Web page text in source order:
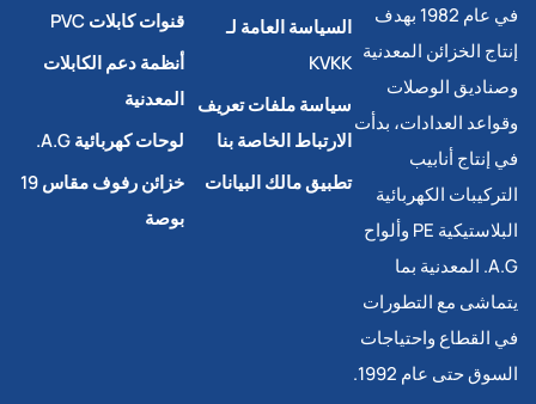
في عام 1982 بهدف
إنتاج الخزائن المعدنية
وصناديق الوصلات
وقواعد العدادات، بدأت
في إنتاج أنابيب
التركيبات الكهربائية
البلاستيكية PE وألواح
A.G. المعدنية بما
يتماشى مع التطورات
في القطاع واحتياجات
السوق حتى عام 1992.
السياسة العامة لـ
KVKK
سياسة ملفات تعريف
الارتباط الخاصة بنا
تطبيق مالك البيانات
قنوات كابلات PVC
أنظمة دعم الكابلات
المعدنية
لوحات كهربائية A.G.
خزائن رفوف مقاس 19
بوصة